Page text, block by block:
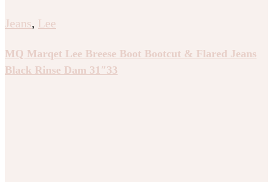
Jeans, Lee
MQ Marqet Lee Breese Boot Bootcut & Flared Jeans
Black Rinse Dam 31″33